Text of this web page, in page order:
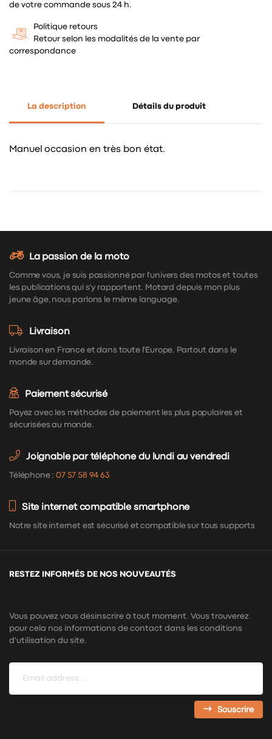
de votre commande sous 24 h.
Politique retours
Retour selon les modalités de la vente par
correspondance
La description Détails du produit
Manuel occasion en très bon état.
La passion de la moto
Comme vous, je suis passionné par l'univers des motos et toutes
les publications qui s'y rapportent. Motard depuis mon plus
jeune âge, nous parlons le même language.
Livraison
Livraison en France et dans toute l'Europe. Partout dans le
monde sur demande.
Paiement sécurisé
Payez avec les méthodes de paiement les plus populaires et
sécurisées au monde.
Joignable par téléphone du lundi au vendredi
Téléphone :07 57 58 94 63
Site internet compatible smartphone
Notre site internet est sécurisé et compatible sur tous supports
RESTEZ INFORMÉS DE NOS NOUVEAUTÉS
Vous pouvez vous désinscrire à tout moment. Vous trouverez
pour cela nos informations de contact dans les conditions
d'utilisation du site.
Souscrire